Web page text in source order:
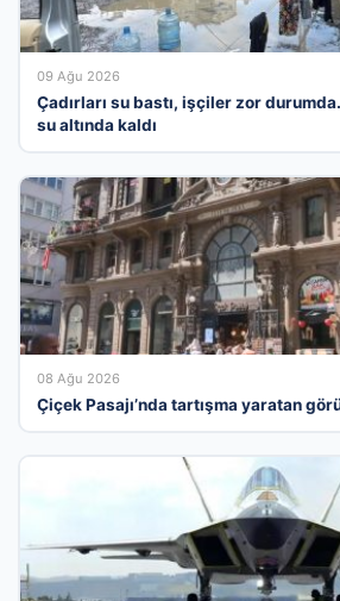
09 Ağu 2026
Çadırları su bastı, işçiler zor
su altında kaldı
08 Ağu 2026
Çiçek Pasajı’nda tartışma yaratan